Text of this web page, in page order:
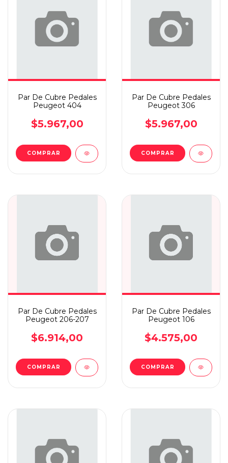
Par De Cubre Pedales
Peugeot 404
$5.967,00
Par De Cubre Pedales
Peugeot 306
$5.967,00
Par De Cubre Pedales
Peugeot 206-207
$6.914,00
Par De Cubre Pedales
Peugeot 106
$4.575,00